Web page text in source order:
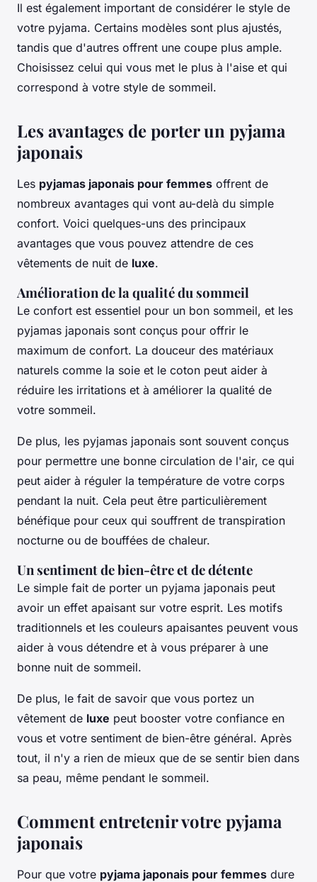
Il est également important de considérer le style de
votre pyjama. Certains modèles sont plus ajustés,
tandis que d'autres offrent une coupe plus ample.
Choisissez celui qui vous met le plus à l'aise et qui
correspond à votre style de sommeil.
Les avantages de porter un pyjama
japonais
Les pyjamas japonais pour femmes offrent de
nombreux avantages qui vont au-delà du simple
confort. Voici quelques-uns des principaux
avantages que vous pouvez attendre de ces
vêtements de nuit de luxe.
Amélioration de la qualité du sommeil
Le confort est essentiel pour un bon sommeil, et les
pyjamas japonais sont conçus pour offrir le
maximum de confort. La douceur des matériaux
naturels comme la soie et le coton peut aider à
réduire les irritations et à améliorer la qualité de
votre sommeil.
De plus, les pyjamas japonais sont souvent conçus
pour permettre une bonne circulation de l'air, ce qui
peut aider à réguler la température de votre corps
pendant la nuit. Cela peut être particulièrement
bénéfique pour ceux qui souffrent de transpiration
nocturne ou de bouffées de chaleur.
Un sentiment de bien-être et de détente
Le simple fait de porter un pyjama japonais peut
avoir un effet apaisant sur votre esprit. Les motifs
traditionnels et les couleurs apaisantes peuvent vous
aider à vous détendre et à vous préparer à une
bonne nuit de sommeil.
De plus, le fait de savoir que vous portez un
vêtement de luxe peut booster votre confiance en
vous et votre sentiment de bien-être général. Après
tout, il n'y a rien de mieux que de se sentir bien dans
sa peau, même pendant le sommeil.
Comment entretenir votre pyjama
japonais
Pour que votre pyjama japonais pour femmes dure